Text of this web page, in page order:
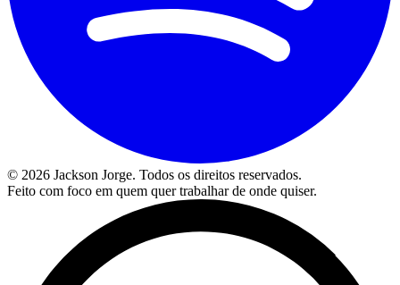
© 2026 Jackson Jorge. Todos os direitos reservados.
Feito com foco em quem quer trabalhar de onde quiser.